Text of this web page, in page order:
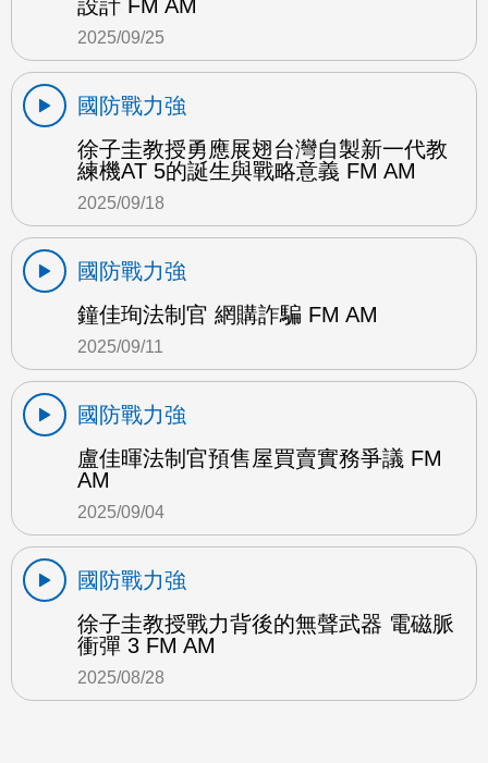
設計 FM AM
2025/09/25
國防戰力強
徐子圭教授勇應展翅台灣自製新一代教
練機AT 5的誕生與戰略意義 FM AM
2025/09/18
國防戰力強
鐘佳珣法制官 網購詐騙 FM AM
2025/09/11
國防戰力強
盧佳暉法制官預售屋買賣實務爭議 FM
AM
2025/09/04
國防戰力強
徐子圭教授戰力背後的無聲武器 電磁脈
衝彈 3 FM AM
2025/08/28